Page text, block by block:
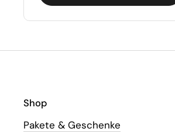
Shop
Pakete & Geschenke